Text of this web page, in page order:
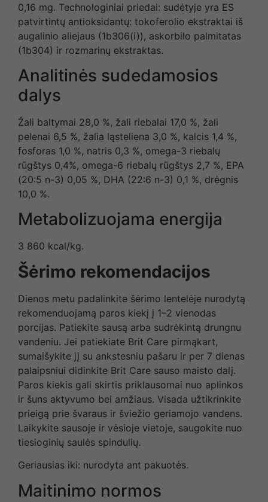
0,16 mg. Technologiniai priedai: sudėtyje yra ES
patvirtintų antioksidantų: tokoferolio ekstraktai iš
augalinio aliejaus (1b306(i)), askorbilo palmitatas
(1b304) ir rozmarinų ekstraktas.
Analitinės sudedamosios
dalys
Žali baltymai 28,0 %, žali riebalai 17,0 %, žali
pelenai 6,5 %, žalia ląsteliena 3,0 %, kalcis 1,4 %,
fosforas 1,0 %, natris 0,3 %, omega-3 riebalų
rūgštys 0,4%, omega-6 riebalų rūgštys 2,7 %, EPA
(20:5 n-3) 0,05 %, DHA (22:6 n-3) 0,1 %, drėgnis
10,0 %.
Metabolizuojama energija
3 860 kcal/kg.
Šėrimo rekomendacijos
Dienos metu padalinkite šėrimo lentelėje nurodytą
rekomenduojamą paros kiekį į 1–2 vienodas
porcijas. Patiekite sausą arba sudrėkintą drungnu
vandeniu. Jei patiekiate Brit Care pirmąkart,
sumaišykite jį su ankstesniu pašaru ir per 7 dienas
palaipsniui didinkite Brit Care sauso maisto dalį.
Paros kiekis gali skirtis priklausomai nuo aplinkos
ir šuns aktyvumo bei amžiaus. Visada užtikrinkite
prieigą prie švaraus ir šviežio geriamojo vandens.
Laikykite sausoje ir vėsioje vietoje, saugokite nuo
tiesioginių saulės spindulių.
Geriausias iki: nurodyta ant pakuotės.
Maitinimo normos